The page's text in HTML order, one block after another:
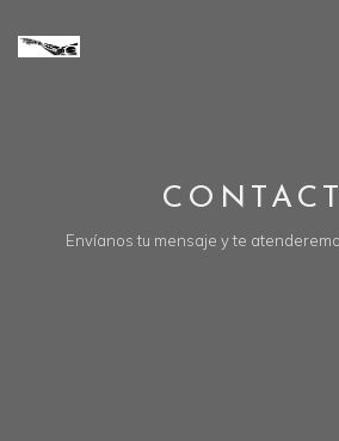
Envíanos tu mensaje y te